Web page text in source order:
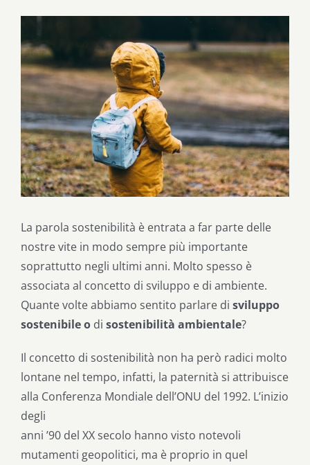
Ingrandisci
immagine
La parola sostenibilità è entrata a far parte delle
nostre vite in modo sempre più importante
soprattutto negli ultimi anni. Molto spesso è
associata al concetto di sviluppo e di ambiente.
Quante volte abbiamo sentito parlare di sviluppo
sostenibile o di sostenibilità ambientale?
Il concetto di sostenibilità non ha però radici molto
lontane nel tempo, infatti, la paternità si attribuisce
alla Conferenza Mondiale dell’ONU del 1992. L’inizio
degli
anni ’90 del XX secolo hanno visto notevoli
mutamenti geopolitici, ma è proprio in quel